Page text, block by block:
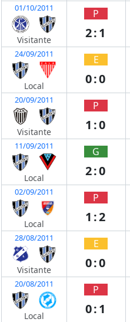
01/10/2011
Visitante
P
2:1
24/09/2011
Local
E
0:0
20/09/2011
Visitante
P
1:0
11/09/2011
Local
G
2:0
02/09/2011
Local
P
1:2
28/08/2011
Visitante
E
0:0
20/08/2011
Local
P
0:1